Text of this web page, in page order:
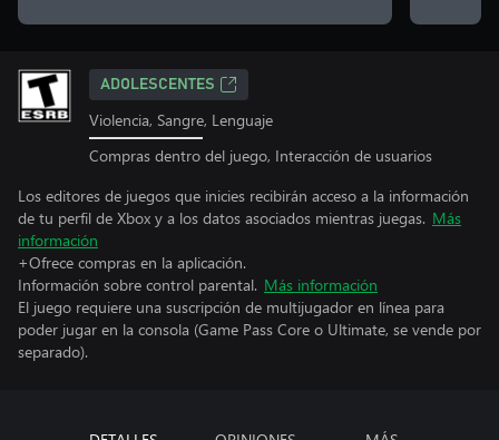
ADOLESCENTES
Violencia, Sangre, Lenguaje
Compras dentro del juego, Interacción de usuarios
Los editores de juegos que inicies recibirán acceso a la información
de tu perfil de Xbox y a los datos asociados mientras juegas. Más
información
+Ofrece compras en la aplicación.
Información sobre control parental. Más información
El juego requiere una suscripción de multijugador en línea para
poder jugar en la consola (Game Pass Core o Ultimate, se vende por
separado).